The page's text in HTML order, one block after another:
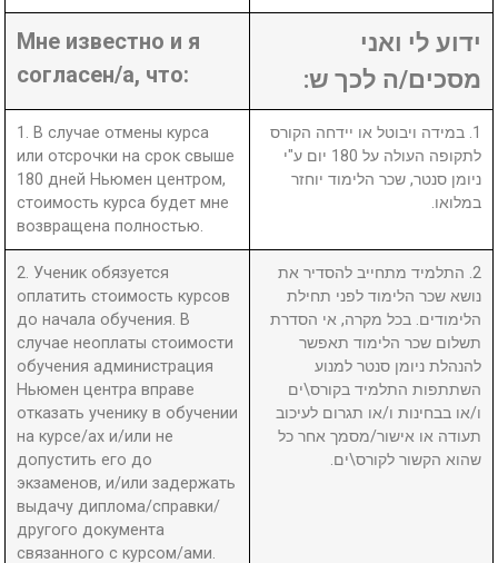
Мне известно и я
согласен/а, что:
ידוע לי ואני
מסכים/ה לכך ש:
1. В случае отмены курса
или отсрочки на срок свыше
180 дней Ньюмен центром,
стоимость курса будет мне
возвращена полностью.
1. במידה ויבוטל או יידחה הקורס
לתקופה העולה על 180 יום ע"י
ניומן סנטר, שכר הלימוד יוחזר
במלואו.
2. Ученик обязуется
оплатить стоимость курсов
до начала обучения. В
случае неоплаты стоимости
обучения администрация
Ньюмен центра вправе
отказать ученику в обучении
на курсе/ах и/или не
допустить его до
экзаменов, и/или задержать
выдачу диплома/справки/
другого документа
связанного с курсом/ами.
2. התלמיד מתחייב להסדיר את
נושא שכר הלימוד לפני תחילת
הלימודים. בכל מקרה, אי הסדרת
תשלום שכר הלימוד תאפשר
להנהלת ניומן סנטר למנוע
השתתפות התלמיד בקורס\ים
ו/או בבחינות ו/או תגרום לעיכוב
תעודה או אישור/מסמך אחר כל
שהוא הקשור לקורס\ים.